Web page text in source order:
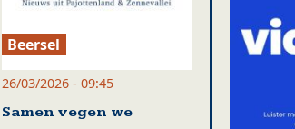
Beersel
26/03/2026 - 09:45
Samen vegen we